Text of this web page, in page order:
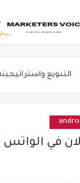
الجديدة في
في الواتس